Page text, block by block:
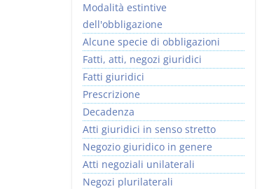
Modalità estintive
dell'obbligazione
Alcune specie di obbligazioni
Fatti, atti, negozi giuridici
Fatti giuridici
Prescrizione
Decadenza
Atti giuridici in senso stretto
Negozio giuridico in genere
Atti negoziali unilaterali
Negozi plurilaterali